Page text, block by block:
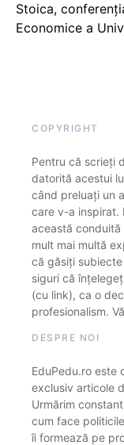
Stoica,
Economice a
COPYRIGHT
Pentru că scrieți
datorită acestui
când preluați un
care v-a inspirat.
această
mult mai multă
că găsiți
siguri că
(cu link), ca o
profesionalism.
DESPRE NOI
EduPedu.ro este
exclusiv articole
Urmărim
cum face
îi formează pe